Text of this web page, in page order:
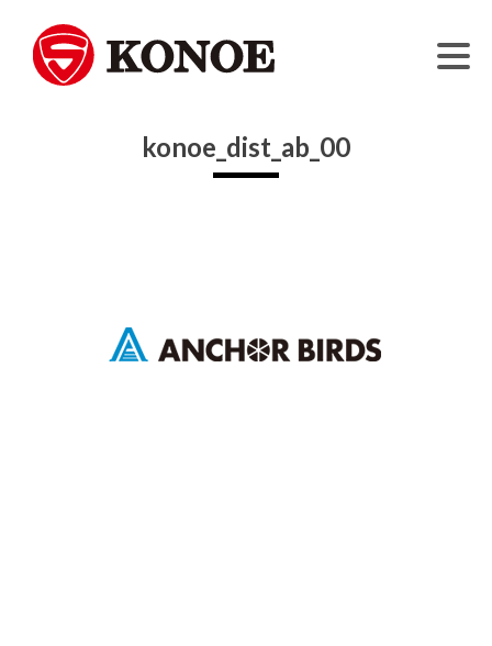
株式会社コノエ
モノとモノ、人と人をつなぐ。
konoe_dist_ab_00